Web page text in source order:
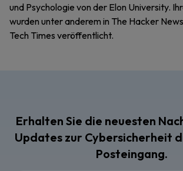
und Psychologie von der Elon University.
wurden unter anderem in The Hacker
Tech Times veröffentlicht.
Erhalten Sie die neuesten
Updates zur Cybersicherheit
Posteingang.